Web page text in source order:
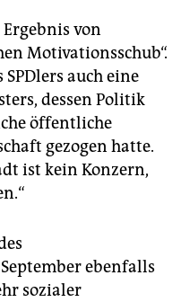
von
Motivationsschub“.
auch eine
dessen Politik
öffentliche
gezogen hatte.
ist kein Konzern,
ebenfalls
sozialer